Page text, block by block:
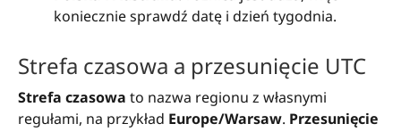
koniecznie sprawdź datę i dzień tygodnia.
Strefa czasowa a przesunięcie UTC
Strefa czasowa to nazwa regionu z własnymi
regułami, na przykład Europe/Warsaw. Przesunięcie